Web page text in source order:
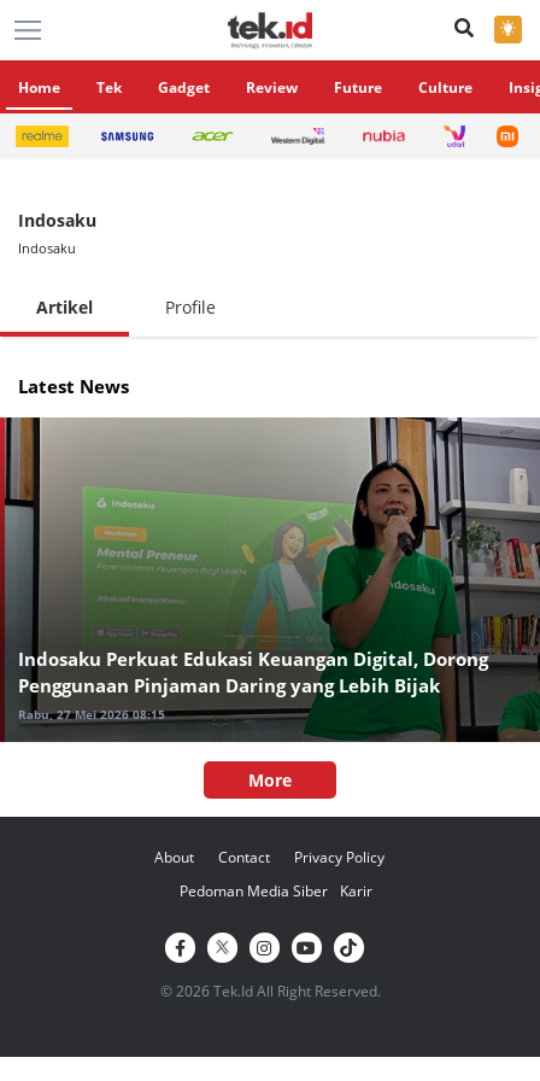
×
Home Tek Gadget Review Future Culture
Indosaku
Indosaku
Artikel Profile
Latest News
Indosaku Perkuat Edukasi Keuangan Digital, Dorong
Penggunaan Pinjaman Daring yang Lebih Bijak
Rabu, 27 Mei 2026 08:15
More
About Contact
Privacy Policy
Pedoman Media Siber
Karir
© 2026 Tek.Id All Right Reserved.